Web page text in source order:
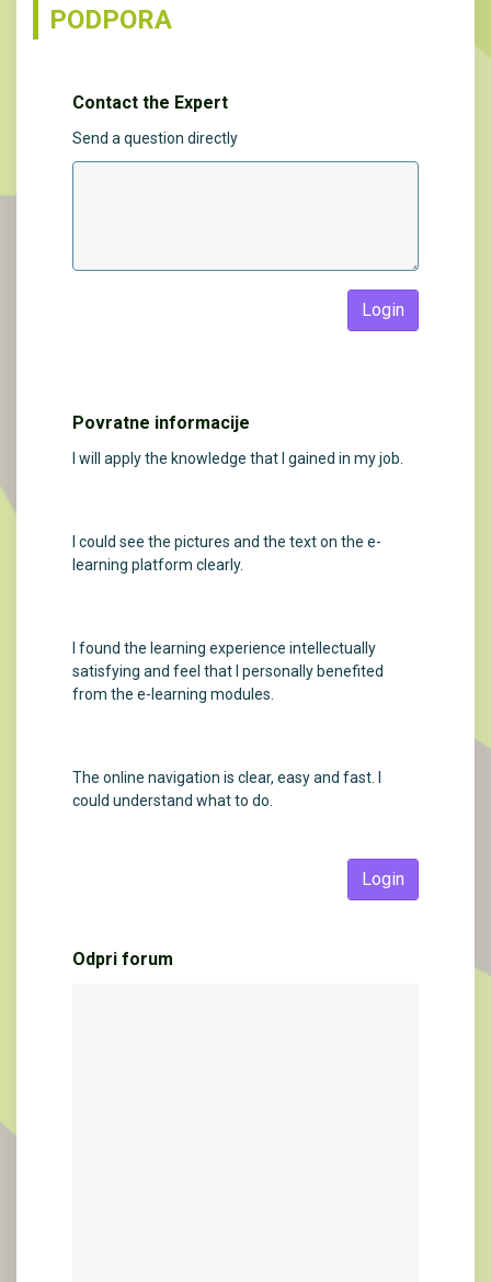
PODPORA
Contact the Expert
Send a question directly
Login
Povratne informacije
I will apply the knowledge that I gained in my job.
I could see the pictures and the text on the e-
learning platform clearly.
I found the learning experience intellectually
satisfying and feel that I personally benefited
from the e-learning modules.
The online navigation is clear, easy and fast. I
could understand what to do.
Login
Odpri forum